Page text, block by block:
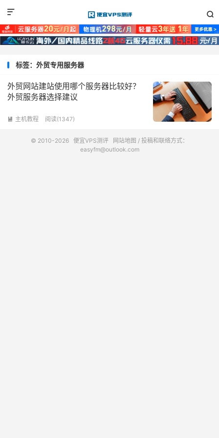


标签：外贸专用服务器
外贸网站建站使用哪个服务器比较好？
外贸服务器选择建议
 主机教程 阅读(1347)
© 2010-2026 便宜VPS测评 网站地图 / 投稿和联络方式：
easyfm@outlook.com